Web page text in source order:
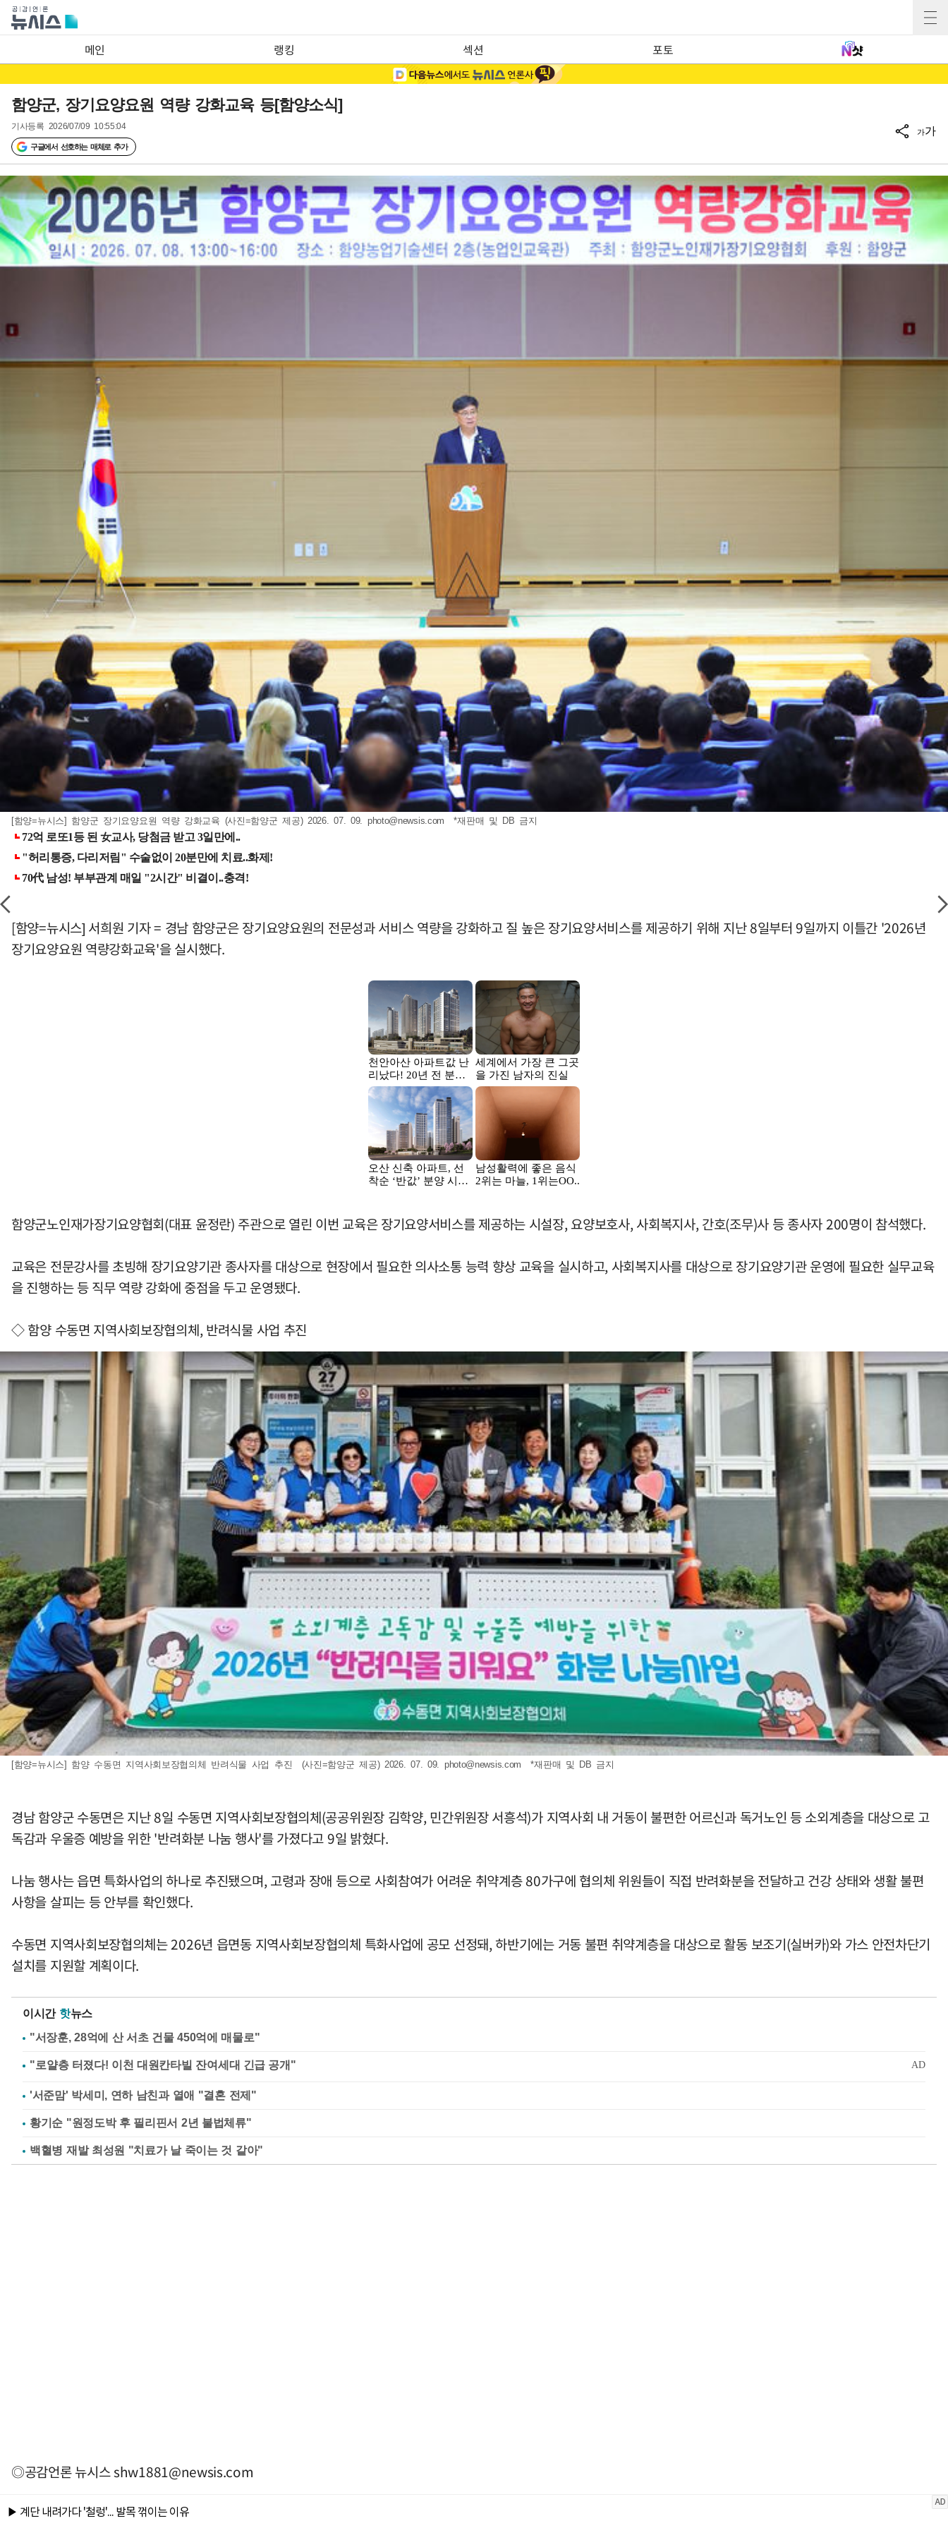
메인 랭킹 섹션 포토
함양군, 장기요양요원 역량 강화교육 등[함양소식]
기사등록 2026/07/09 10:55:04
구글에서 선호하는 매체로 추가
가가
[함양=뉴시스] 함양군 장기요양요원 역량 강화교육 (사진=함양군 제공) 2026. 07. 09. photo@newsis.com *재판매 및 DB 금지
[함양=뉴시스] 서희원 기자 = 경남 함양군은 장기요양요원의 전문성과 서비스 역량을 강화하고 질 높은 장기요양서비스를 제공하기 위해 지난 8일부터 9일까지 이틀간 '2026년
장기요양요원 역량강화교육'을 실시했다.
함양군노인재가장기요양협회(대표 윤정란) 주관으로 열린 이번 교육은 장기요양서비스를 제공하는 시설장, 요양보호사, 사회복지사, 간호(조무)사 등 종사자 200명이 참석했다.
교육은 전문강사를 초빙해 장기요양기관 종사자를 대상으로 현장에서 필요한 의사소통 능력 향상 교육을 실시하고, 사회복지사를 대상으로 장기요양기관 운영에 필요한 실무교육
을 진행하는 등 직무 역량 강화에 중점을 두고 운영됐다.
◇ 함양 수동면 지역사회보장협의체, 반려식물 사업 추진
[함양=뉴시스] 함양 수동면 지역사회보장협의체 반려식물 사업 추진 (사진=함양군 제공) 2026. 07. 09. photo@newsis.com *재판매 및 DB 금지
경남 함양군 수동면은 지난 8일 수동면 지역사회보장협의체(공공위원장 김학양, 민간위원장 서흥석)가 지역사회 내 거동이 불편한 어르신과 독거노인 등 소외계층을 대상으로 고
독감과 우울증 예방을 위한 '반려화분 나눔 행사'를 가졌다고 9일 밝혔다.
나눔 행사는 읍면 특화사업의 하나로 추진됐으며, 고령과 장애 등으로 사회참여가 어려운 취약계층 80가구에 협의체 위원들이 직접 반려화분을 전달하고 건강 상태와 생활 불편
사항을 살피는 등 안부를 확인했다.
수동면 지역사회보장협의체는 2026년 읍면동 지역사회보장협의체 특화사업에 공모 선정돼, 하반기에는 거동 불편 취약계층을 대상으로 활동 보조기(실버카)와 가스 안전차단기
설치를 지원할 계획이다.
이시간 핫뉴스
"서장훈, 28억에 산 서초 건물 450억에 매물로"
'서준맘' 박세미, 연하 남친과 열애 "결혼 전제"
황기순 "원정도박 후 필리핀서 2년 불법체류"
백혈병 재발 최성원 "치료가 날 죽이는 것 같아"
◎공감언론 뉴시스shw1881@newsis.com